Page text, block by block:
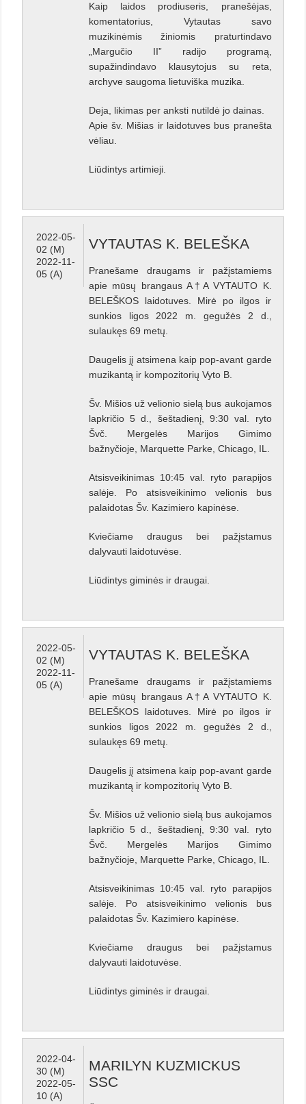
Kaip laidos prodiuseris, pranešėjas,
komentatorius, Vytautas savo
muzikinėmis žiniomis praturtindavo
„Margučio II” radijo programą,
supažindindavo klausytojus su reta,
archyve saugoma lietuviška muzika.
Deja, likimas per anksti nutildė jo dainas.
Apie šv. Mišias ir laidotuves bus pranešta
vėliau.
Liūdintys artimieji.
2022-05-
02 (M)
2022-11-
05 (A)
VYTAUTAS K. BELEŠKA
Pranešame draugams ir pažįstamiems
apie mūsų brangaus A†A VYTAUTO K.
BELEŠKOS laidotuves. Mirė po ilgos ir
sunkios ligos 2022 m. gegužės 2 d.,
sulaukęs 69 metų.
Daugelis jį atsimena kaip pop-avant garde
muzikantą ir kompozitorių Vyto B.
Šv. Mišios už velionio sielą bus aukojamos
lapkričio 5 d., šeštadienį, 9:30 val. ryto
Švč. Mergelės Marijos Gimimo
bažnyčioje, Marquette Parke, Chicago, IL.
Atsisveikinimas 10:45 val. ryto parapijos
salėje. Po atsisveikinimo velionis bus
palaidotas Šv. Kazimiero kapinėse.
Kviečiame draugus bei pažįstamus
dalyvauti laidotuvėse.
Liūdintys giminės ir draugai.
2022-05-
02 (M)
2022-11-
05 (A)
VYTAUTAS K. BELEŠKA
Pranešame draugams ir pažįstamiems
apie mūsų brangaus A†A VYTAUTO K.
BELEŠKOS laidotuves. Mirė po ilgos ir
sunkios ligos 2022 m. gegužės 2 d.,
sulaukęs 69 metų.
Daugelis jį atsimena kaip pop-avant garde
muzikantą ir kompozitorių Vyto B.
Šv. Mišios už velionio sielą bus aukojamos
lapkričio 5 d., šeštadienį, 9:30 val. ryto
Švč. Mergelės Marijos Gimimo
bažnyčioje, Marquette Parke, Chicago, IL.
Atsisveikinimas 10:45 val. ryto parapijos
salėje. Po atsisveikinimo velionis bus
palaidotas Šv. Kazimiero kapinėse.
Kviečiame draugus bei pažįstamus
dalyvauti laidotuvėse.
Liūdintys giminės ir draugai.
2022-04-
30 (M)
2022-05-
10 (A)
MARILYN KUZMICKUS
SSC